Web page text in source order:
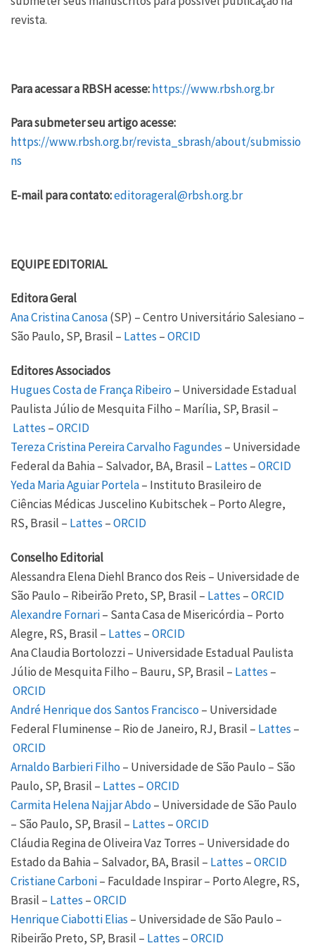
revista.
Para acessar a RBSH acesse:https://www.rbsh.org.br
Para submeter seu artigo acesse:
https://www.rbsh.org.br/revista_sbrash/about/submissio
ns
E-mail para contato:editorageral@rbsh.org.br
EQUIPE EDITORIAL
Editora Geral
Ana Cristina Canosa(SP) – Centro Universitário Salesiano –
São Paulo, SP, Brasil – Lattes–ORCID
Editores Associados
Hugues Costa de França Ribeiro– Universidade Estadual
Paulista Júlio de Mesquita Filho – Marília, SP, Brasil –
Lattes–ORCID
Tereza Cristina Pereira Carvalho Fagundes– Universidade
Federal da Bahia – Salvador, BA, Brasil – Lattes–ORCID
Yeda Maria Aguiar Portela– Instituto Brasileiro de
Ciências Médicas Juscelino Kubitschek – Porto Alegre,
RS, Brasil – Lattes–ORCID
Conselho Editorial
Alessandra Elena Diehl Branco dos Reis – Universidade de
São Paulo – Ribeirão Preto, SP, Brasil – Lattes–ORCID
Alexandre Fornari– Santa Casa de Misericórdia – Porto
Alegre, RS, Brasil – Lattes–ORCID
Ana Claudia Bortolozzi – Universidade Estadual Paulista
Júlio de Mesquita Filho – Bauru, SP, Brasil – Lattes–
ORCID
André Henrique dos Santos Francisco– Universidade
Federal Fluminense – Rio de Janeiro, RJ, Brasil – Lattes–
ORCID
Arnaldo Barbieri Filho– Universidade de São Paulo – São
Paulo, SP, Brasil – Lattes–ORCID
Carmita Helena Najjar Abdo– Universidade de São Paulo
– São Paulo, SP, Brasil – Lattes–ORCID
Cláudia Regina de Oliveira Vaz Torres – Universidade do
Estado da Bahia – Salvador, BA, Brasil – Lattes–ORCID
Cristiane Carboni– Faculdade Inspirar – Porto Alegre, RS,
Brasil – Lattes–ORCID
Henrique Ciabotti Elias– Universidade de São Paulo –
Ribeirão Preto, SP, Brasil – Lattes–ORCID